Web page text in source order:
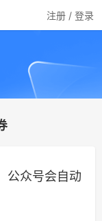
注册 / 登录
公众号会自动